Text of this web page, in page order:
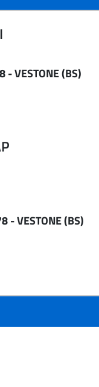
- VESTONE (BS)
- VESTONE (BS)